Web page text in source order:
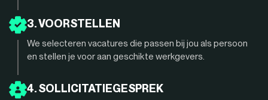
3. VOORSTELLEN
We selecteren vacatures die passen bij jou als persoon
en stellen je voor aan geschikte werkgevers.
4. SOLLICITATIEGESPREK